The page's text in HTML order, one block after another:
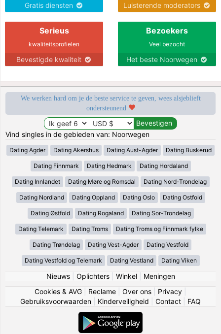
Gratis diensten Luisterende moderators
Serieus
kwaliteitsprofielen
Bevestigde kwaliteit
Bezoekers
Veel bezocht
Het beste Noorwegen
We werken hard om je de beste service te geven, wees alsjeblieft
ondersteunend
Vind singles in de gebieden van: Noorwegen
Dating Agder Dating Akershus Dating Aust-Agder Dating Buskerud
Dating Finnmark Dating Hedmark Dating Hordaland
Dating Innlandet Dating Møre og Romsdal Dating Nord-Trondelag
Dating Nordland Dating Oppland Dating Oslo Dating Ostfold
Dating Østfold Dating Rogaland Dating Sor-Trondelag
Dating Telemark Dating Troms Dating Troms og Finnmark fylke
Dating Trøndelag Dating Vest-Agder Dating Vestfold
Dating Vestfold og Telemark Dating Vestland Dating Viken
Nieuws| Oplichters| Winkel| Meningen
Cookies & AVG
Reclame Over ons Privacy
Gebruiksvoorwaarden
Kinderveiligheid Contact FAQ